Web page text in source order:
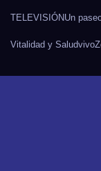
TELEVISIÓNUn
Vitalidad y Saludvivo